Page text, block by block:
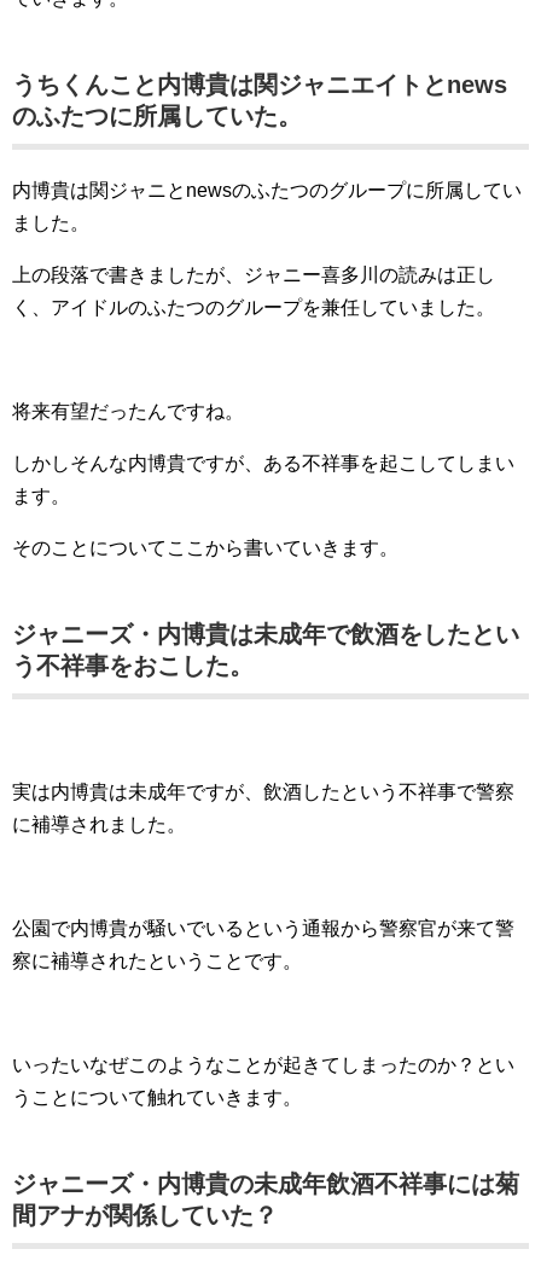
うちくんこと内博貴は関ジャニエイトとnews
のふたつに所属していた。
内博貴は関ジャニとnewsのふたつのグループに所属してい
ました。
上の段落で書きましたが、ジャニー喜多川の読みは正し
く、アイドルのふたつのグループを兼任していました。
将来有望だったんですね。
しかしそんな内博貴ですが、ある不祥事を起こしてしまい
ます。
そのことについてここから書いていきます。
ジャニーズ・内博貴は未成年で飲酒をしたとい
う不祥事をおこした。
実は内博貴は未成年ですが、飲酒したという不祥事で警察
に補導されました。
公園で内博貴が騒いでいるという通報から警察官が来て警
察に補導されたということです。
いったいなぜこのようなことが起きてしまったのか？とい
うことについて触れていきます。
ジャニーズ・内博貴の未成年飲酒不祥事には菊
間アナが関係していた？